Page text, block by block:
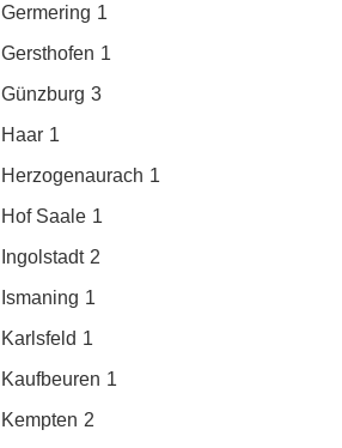
Germering 1
Gersthofen 1
Günzburg 3
Haar 1
Herzogenaurach 1
Hof Saale 1
Ingolstadt 2
Ismaning 1
Karlsfeld 1
Kaufbeuren 1
Kempten 2